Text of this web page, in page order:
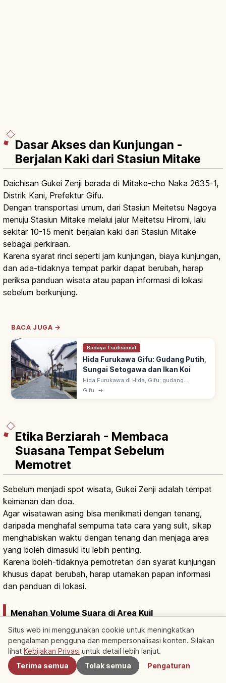
Dasar Akses dan Kunjungan -
Berjalan Kaki dari Stasiun Mitake
Daichisan Gukei Zenji berada di Mitake-cho Naka 2635-1,
Distrik Kani, Prefektur Gifu.
Dengan transportasi umum, dari Stasiun Meitetsu Nagoya
menuju Stasiun Mitake melalui jalur Meitetsu Hiromi, lalu
sekitar 10-15 menit berjalan kaki dari Stasiun Mitake
sebagai perkiraan.
Karena syarat rinci seperti jam kunjungan, biaya kunjungan,
dan ada-tidaknya tempat parkir dapat berubah, harap
periksa panduan wisata atau papan informasi di lokasi
sebelum berkunjung.
BACA JUGA →
Budaya Tradisional
Hida Furukawa Gifu: Gudang Putih,
Sungai Setogawa dan Ikan Koi
Hida Furukawa di Hida, Gifu: gudang
berdinding putih di sepanjang Sungai
Gifu →
Etika Berziarah - Membaca
Suasana Tempat Sebelum
Memotret
Sebelum menjadi spot wisata, Gukei Zenji adalah tempat
keimanan dan doa.
Agar wisatawan asing bisa menikmati dengan tenang,
daripada menghafal sempurna tata cara yang sulit, sikap
menghabiskan waktu dengan tenang dan menjaga area
yang boleh dimasuki itu lebih penting.
Karena boleh-tidaknya pemotretan dan syarat kunjungan
khusus dapat berubah, harap utamakan papan informasi
dan panduan di lokasi.
Menahan Volume Suara di Area Kuil
Di kuil, suara percakapan kadang bergema lebih dari yang
dikira.
Saat berbicara dengan teman seperjalanan pun, tahanlah
volume suara agar orang di sekitar bisa berhadapan
Terdekat
Situs web ini menggunakan cookie untuk meningkatkan
pengalaman pengguna dan mempersonalisasi konten. Silakan
lihat Kebijakan Privasi untuk detail lebih lanjut.
Terima semua
Tolak semua Pengaturan